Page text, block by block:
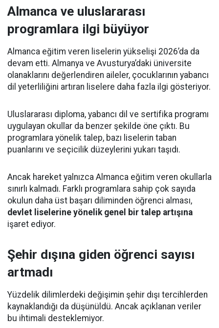
Almanca ve uluslararası
programlara ilgi büyüyor
Almanca eğitim veren liselerin yükselişi 2026’da da
devam etti. Almanya ve Avusturya’daki üniversite
olanaklarını değerlendiren aileler, çocuklarının yabancı
dil yeterliliğini artıran liselere daha fazla ilgi gösteriyor.
Uluslararası diploma, yabancı dil ve sertifika programı
uygulayan okullar da benzer şekilde öne çıktı. Bu
programlara yönelik talep, bazı liselerin taban
puanlarını ve seçicilik düzeylerini yukarı taşıdı.
Ancak hareket yalnızca Almanca eğitim veren okullarla
sınırlı kalmadı. Farklı programlara sahip çok sayıda
okulun daha üst başarı diliminden öğrenci alması,
devlet liselerine yönelik genel bir talep artışına
işaret ediyor.
Şehir dışına giden öğrenci sayısı
artmadı
Yüzdelik dilimlerdeki değişimin şehir dışı tercihlerden
kaynaklandığı da düşünüldü. Ancak açıklanan veriler
bu ihtimali desteklemiyor.